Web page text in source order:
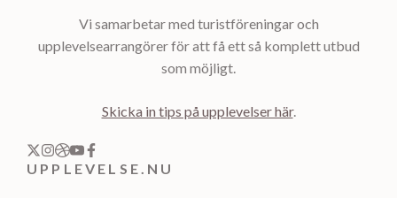
Vi samarbetar med turistföreningar och
upplevelsearrangörer för att få ett så komplett utbud
som möjligt.
Skicka in tips på upplevelser här.
UPPLEVELSE.NU